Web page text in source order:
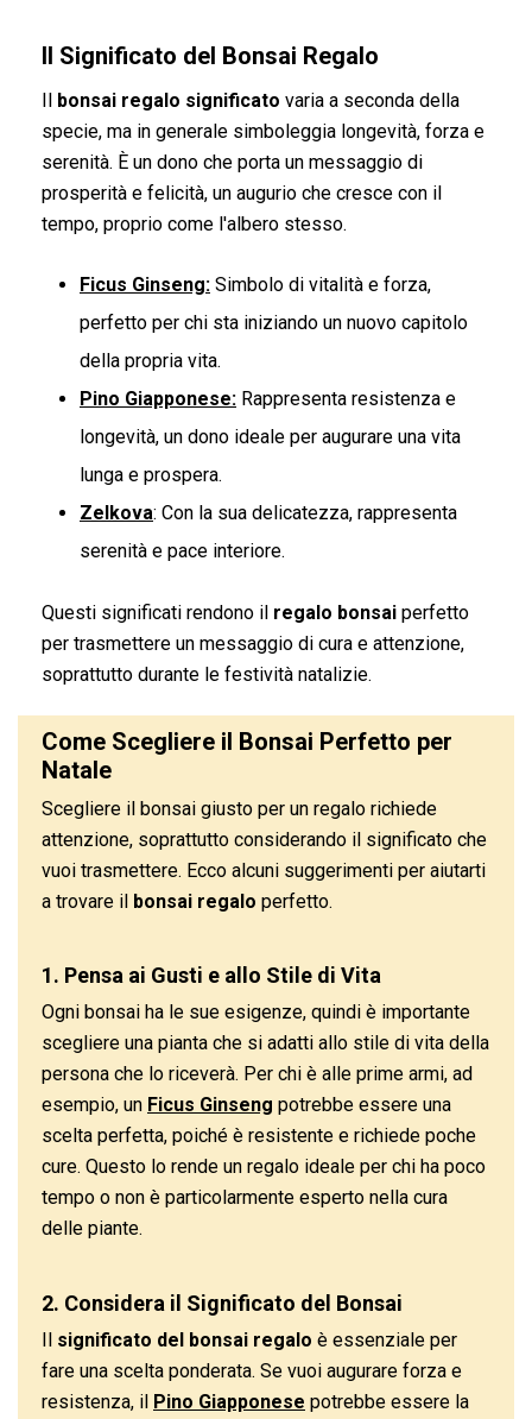
Il Significato del Bonsai Regalo
Il bonsai regalo significato varia a seconda della
specie, ma in generale simboleggia longevità, forza e
serenità. È un dono che porta un messaggio di
prosperità e felicità, un augurio che cresce con il
tempo, proprio come l'albero stesso.
Ficus Ginseng: Simbolo di vitalità e forza,
perfetto per chi sta iniziando un nuovo capitolo
della propria vita.
Pino Giapponese: Rappresenta resistenza e
longevità, un dono ideale per augurare una vita
lunga e prospera.
Zelkova: Con la sua delicatezza, rappresenta
serenità e pace interiore.
Questi significati rendono il regalo bonsai perfetto
per trasmettere un messaggio di cura e attenzione,
soprattutto durante le festività natalizie.
Come Scegliere il Bonsai Perfetto per
Natale
Scegliere il bonsai giusto per un regalo richiede
attenzione, soprattutto considerando il significato che
vuoi trasmettere. Ecco alcuni suggerimenti per aiutarti
a trovare il bonsai regalo perfetto.
1. Pensa ai Gusti e allo Stile di Vita
Ogni bonsai ha le sue esigenze, quindi è importante
scegliere una pianta che si adatti allo stile di vita della
persona che lo riceverà. Per chi è alle prime armi, ad
esempio, un Ficus Ginseng potrebbe essere una
scelta perfetta, poiché è resistente e richiede poche
cure. Questo lo rende un regalo ideale per chi ha poco
tempo o non è particolarmente esperto nella cura
delle piante.
2. Considera il Significato del Bonsai
Il significato del bonsai regalo è essenziale per
fare una scelta ponderata. Se vuoi augurare forza e
resistenza, il Pino Giapponese potrebbe essere la